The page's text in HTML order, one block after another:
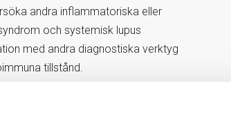
andra inflammatoriska eller
och systemisk lupus
med andra diagnostiska verktyg
tillstånd.
och prognos, då höga RF-
kan ett negativt RF-test inte helt